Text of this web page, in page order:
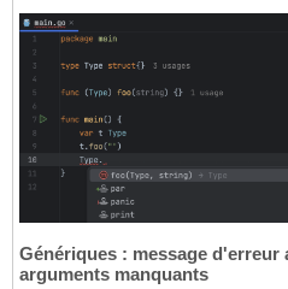
Génériques : message d'erreur
arguments manquants